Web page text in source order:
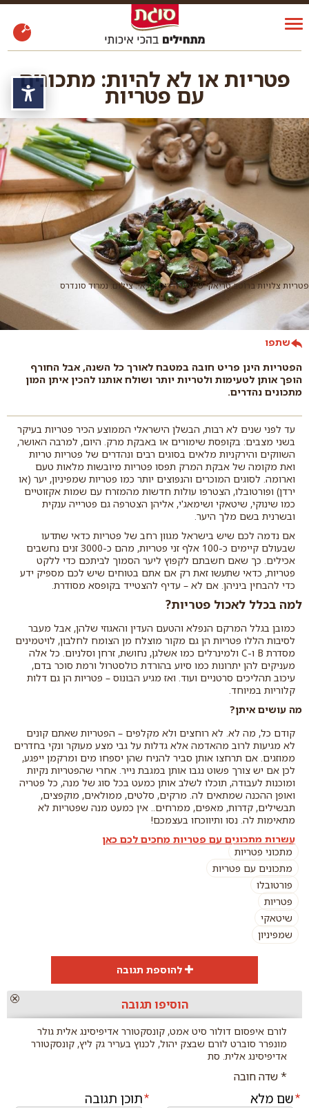
פטריות או לא להיות: מתכונים
עם פטריות
פטריות צלויות ברוטב טריאקי של מירה רום-פלאי. צילום: נמרוד סונדרס
שתפו
הפטריות הינן פריט חובה במטבח לאורך כל השנה, אבל החורף
הופך אותן לטעימות ולטריות יותר ושולח אותנו להכין איתן המון
מתכונים נהדרים.
עד לפני שנים לא רבות, הבשלן הישראלי הממוצע הכיר פטריות בעיקר
בשני מצבים: בקופסת שימורים או באבקת מרק. היום, למרבה האושר,
השווקים והירקניות מלאים בסוגים רבים ונהדרים של פטריות טריות
ואת מקומה של אבקת המרק תפסו פטריות מיובשות מלאות טעם
וארומה. לסוגים המוכרים והנפוצים יותר כמו פטריות שמפיניון, יער (או
ירדן) ופורטובלו, הצטרפו עולות חדשות מהמזרח עם שמות אקזוטיים
כמו שינוקי, שיטאקי ושימאג'י, אליהן הצטרפה גם פטרייה ענקית
ובשרנית בשם מלך היער.
אם נדמה לכם שיש בישראל מגוון רחב של פטריות כדאי שתדעו
שבעולם קיימים כ-100 אלף זני פטריות, מהם כ-3000 זנים נחשבים
אכילים. כך שאם חשבתם לקפוץ ליער הסמוך לביתכם כדי ללקט
פטריות, כדאי שתעשו זאת רק אם אתם בטוחים שיש לכם מספיק ידע
כדי להבחין ביניהן. אם לא – עדיף להצטייד בקופסא מסודרת.
למה בכלל לאכול פטריות?
כמובן בגלל המרקם הנפלא והטעם העדין והאגוזי שלהן, אבל מעבר
לסיבות הללו פטריות הן גם מקור מוצלח מן הצומח לחלבון, לויטמינים
מסדרת B ו-C ולמינרלים כמו אשלגן, נחושת, זרחן וסלניום. כל אלה
מעניקים להן יתרונות כמו סיוע בהורדת כולסטרול ורמת סוכר בדם,
עיכוב תהליכים סרטניים ועוד. ואז מגיע הבונוס – פטריות הן גם דלות
קלוריות במיוחד.
מה עושים איתן?
קודם כל, מה לא. לא רוחצים ולא מקלפים – הפטריות שאתם קונים
לא מגיעות לרוב מהאדמה אלא גדלות על גבי מצע מעוקר ונקי בחדרים
ממוזגים. אם תרחצו אותן סביר להניח שהן יספחו מים ומרקמן ייפגע,
לכן אם יש צורך פשוט נגבו אותן במגבת נייר. אחרי שהפטריות נקיות
ומוכנות לעבודה, תוכלו לשלב אותן כמעט בכל סוג של מנה, כל פטריה
ואופן ההכנה שמתאים לה. מרקים, סלטים, ממולאים, מוקפצים,
תבשילים, קדרות, מאפים, ממרחים.. אין כמעט מנה שפטריות לא
מתאימות לה. נסו ותיווכחו בעצמכם!
עשרות מתכונים עם פטריות מחכים לכם כאן
מתכוני פטריות
מתכונים עם פטריות
פורטובלו
פטריות
שיטאקי
שמפיניון
להוספת תגובה
הוסיפו תגובה
לורם איפסום דולור סיט אמט, קונסקטורר אדיפיסינג אלית גולר
מונפרר סוברט לורם שבצק יהול, לכנוץ בעריר גק ליץ, קונסקטורר
אדיפיסינג אלית. סת
* שדה חובה
שם מלא תוכן תגובה